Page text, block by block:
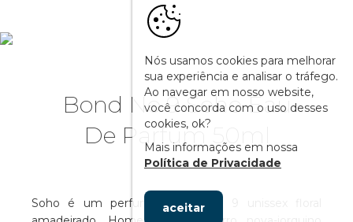
Bond No 9 Soho Eau
De Parfum 50ml
Soho é um perfume Bond No. 9 unissex floral
Nós usamos cookies para melhorar
sua experiência e analisar o tráfego.
Ao navegar em nosso website,
você concorda com o uso desses
cookies, ok?
Mais informações em nossa
Política de Privacidade
aceitar